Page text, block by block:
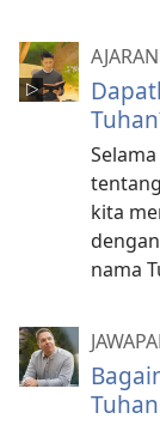
kita
nama